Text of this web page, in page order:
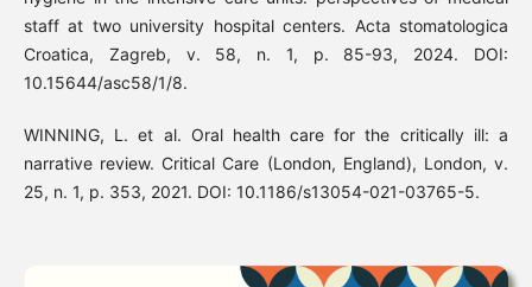
staff at two university hospital centers. Acta stomatologica
Croatica, Zagreb, v. 58, n. 1, p. 85-93, 2024. DOI:
10.15644/asc58/1/8.
WINNING, L. et al. Oral health care for the critically ill: a
narrative review. Critical Care (London, England), London, v.
25, n. 1, p. 353, 2021. DOI: 10.1186/s13054-021-03765-5.